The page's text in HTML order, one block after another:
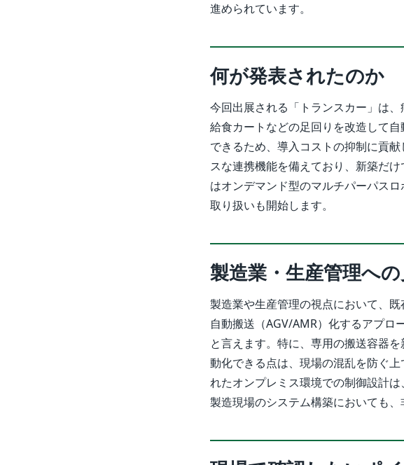
進められています。
何が発表されたのか
今回出展される「トランスカー」は
給食カートなどの足回りを改造して
できるため、導入コストの抑制に貢
スな連携機能を備えており、新築だ
はオンデマンド型のマルチパーパス
取り扱いも開始します。
製造業・生産管理へ
製造業や生産管理の視点において、
自動搬送（AGV/AMR）化するアプロ
と言えます。特に、専用の搬送容器
動化できる点は、現場の混乱を防ぐ
れたオンプレミス環境での制御設計
製造現場のシステム構築においても